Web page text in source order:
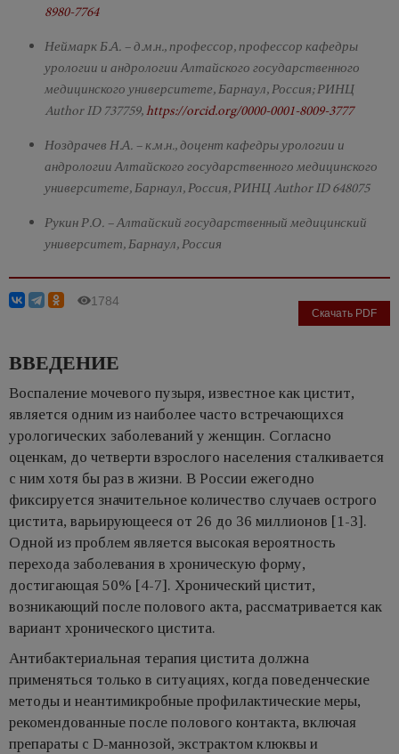
8980-7764
Неймарк Б.А. – д.м.н., профессор, профессор кафедры
урологии и андрологии Алтайского государственного
медицинского университете, Барнаул, Россия; РИНЦ
Author ID 737759,https://orcid.org/0000-0001-8009-3777
Ноздрачев Н.А. – к.м.н., доцент кафедры урологии и
андрологии Алтайского государственного медицинского
университете, Барнаул, Россия, РИНЦ Author ID 648075
Рукин Р.О. – Алтайский государственный медицинский
университет, Барнаул, Россия
1784
Скачать PDF
ВВЕДЕНИЕ
Воспаление мочевого пузыря, известное как цистит,
является одним из наиболее часто встречающихся
урологических заболеваний у женщин. Согласно
оценкам, до четверти взрослого населения сталкивается
с ним хотя бы раз в жизни. В России ежегодно
фиксируется значительное количество случаев острого
цистита, варьирующееся от 26 до 36 миллионов [1-3].
Одной из проблем является высокая вероятность
перехода заболевания в хроническую форму,
достигающая 50% [4-7]. Хронический цистит,
возникающий после полового акта, рассматривается как
вариант хронического цистита.
Антибактериальная терапия цистита должна
применяться только в ситуациях, когда поведенческие
методы и неантимикробные профилактические меры,
рекомендованные после полового контакта, включая
препараты с D-маннозой, экстрактом клюквы и